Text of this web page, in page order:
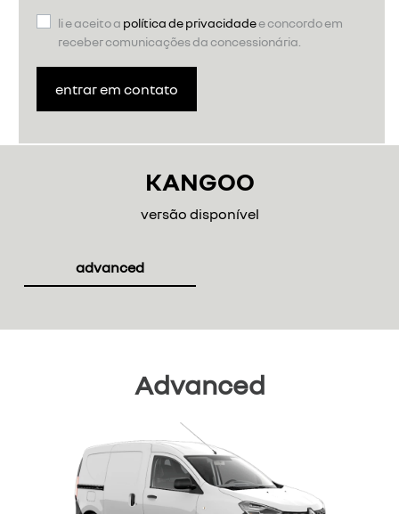
li e aceito a política de privacidadee concordo em
receber comunicações da concessionária.
entrar em contato
KANGOO
versão disponível
advanced
Advanced